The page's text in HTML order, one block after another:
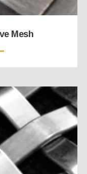
Mesh